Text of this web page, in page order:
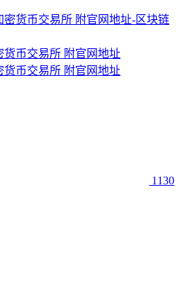
货币交易所 附官网地址
货币交易所 附官网地址
1130